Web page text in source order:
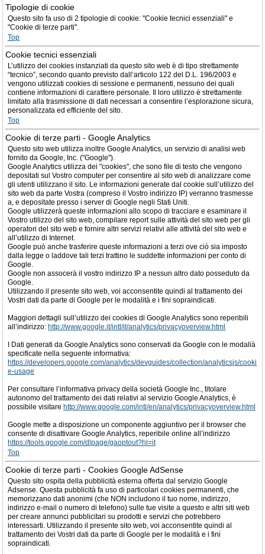
Tipologie di cookie
Questo sito fa uso di 2 tipologie di cookie: "Cookie tecnici essenziali" e
"Cookie di terze parti".
Top
Cookie tecnici essenziali
L’utilizzo dei cookies instanziati da questo sito web è di tipo strettamente
“tecnico”, secondo quanto previsto dall’articolo 122 del D.L. 196/2003 e
vengono utilizzati cookies di sessione e permanenti, nessuno dei quali
contiene informazioni di carattere personale. Il loro utilizzo è strettamente
limitato alla trasmissione di dati necessari a consentire l’esplorazione sicura,
personalizzata ed efficiente del sito.
Top
Cookie di terze parti - Google Analytics
Questo sito web utilizza inoltre Google Analytics, un servizio di analisi web
fornito da Google, Inc. ("Google").
Google Analytics utilizza dei "cookies", che sono file di testo che vengono
depositati sul Vostro computer per consentire al sito web di analizzare come
gli utenti utilizzano il sito. Le informazioni generate dal cookie sull’utilizzo del
sito web da parte Vostra (compreso il Vostro indirizzo IP) verranno trasmesse
a, e depositate presso i server di Google negli Stati Uniti.
Google utilizzerà queste informazioni allo scopo di tracciare e esaminare il
Vostro utilizzo del sito web, compilare report sulle attività del sito web per gli
operatori del sito web e fornire altri servizi relativi alle attività del sito web e
all’utilizzo di Internet.
Google può anche trasferire queste informazioni a terzi ove ciò sia imposto
dalla legge o laddove tali terzi trattino le suddette informazioni per conto di
Google.
Google non assocerà il vostro indirizzo IP a nessun altro dato posseduto da
Google.
Utilizzando il presente sito web, voi acconsentite quindi al trattamento dei
Vostri dati da parte di Google per le modalità e i fini sopraindicati.
Maggiori dettagli sull’utilizzo dei cookies di Google Analytics sono reperibili
all’indirizzo: http://www.google.it/intl/it/analytics/privacyoverview.html
I Dati generati da Google Analytics sono conservati da Google con le modalià
specificate nella seguente informativa:
https://developers.google.com/analytics/devguides/collection/analyticsjs/cooki
e-usage
Per consultare l’informativa privacy della società Google Inc., titolare
autonomo del trattamento dei dati relativi al servizio Google Analytics, è
possibile visitare http://www.google.com/intl/en/analytics/privacyoverview.html
Google mette a disposizione un componente aggiuntivo per il browser che
consente di disattivare Google Analytics, reperibile online all’indirizzo
https://tools.google.com/dlpage/gaoptout?hl=it
Top
Cookie di terze parti - Cookies Google AdSense
Questo sito ospita della pubblicità esterna offerta dal servizio Google
Adsense. Questa pubblicità fa uso di particolari cookies permanenti, che
memorizzano dati anonimi (che NON includono il tuo nome, indirizzo,
indirizzo e-mail o numero di telefono) sulle tue visite a questo e altri siti web
per creare annunci pubblicitari su prodotti e servizi che potrebbero
interessarti. Utilizzando il presente sito web, voi acconsentite quindi al
trattamento dei Vostri dati da parte di Google per le modalità e i fini
sopraindicati.